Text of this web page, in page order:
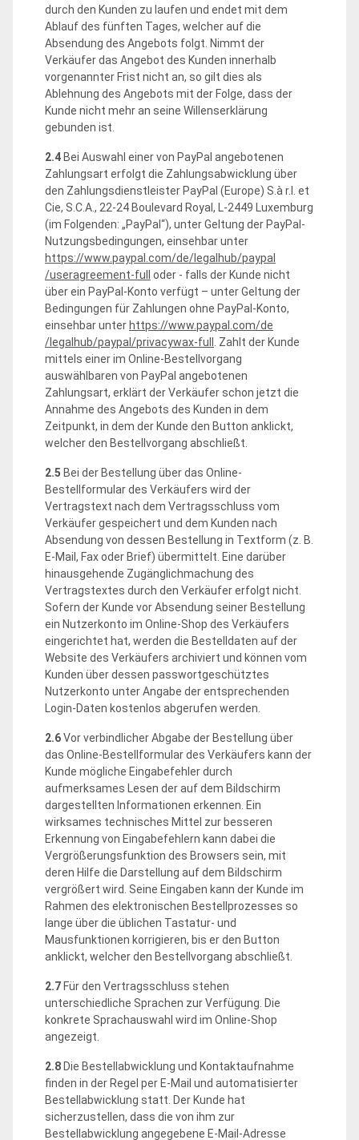
durch den Kunden zu laufen und endet mit dem
Ablauf des fünften Tages, welcher auf die
Absendung des Angebots folgt. Nimmt der
Verkäufer das Angebot des Kunden innerhalb
vorgenannter Frist nicht an, so gilt dies als
Ablehnung des Angebots mit der Folge, dass der
Kunde nicht mehr an seine Willenserklärung
gebunden ist.
2.4 Bei Auswahl einer von PayPal angebotenen
Zahlungsart erfolgt die Zahlungsabwicklung über
den Zahlungsdienstleister PayPal (Europe) S.à r.l. et
Cie, S.C.A., 22-24 Boulevard Royal, L-2449 Luxemburg
(im Folgenden: „PayPal“), unter Geltung der PayPal-
Nutzungsbedingungen, einsehbar unter
https://www.paypal.com/de/legalhub/paypal
/useragreement-full
oder - falls der Kunde nicht
über ein PayPal-Konto verfügt – unter Geltung der
Bedingungen für Zahlungen ohne PayPal-Konto,
einsehbar unter https://www.paypal.com/de
/legalhub/paypal /privacywax-full
. Zahlt der Kunde
mittels einer im Online-Bestellvorgang
auswählbaren von PayPal angebotenen
Zahlungsart, erklärt der Verkäufer schon jetzt die
Annahme des Angebots des Kunden in dem
Zeitpunkt, in dem der Kunde den Button anklickt,
welcher den Bestellvorgang abschließt.
2.5 Bei der Bestellung über das Online-
Bestellformular des Verkäufers wird der
Vertragstext nach dem Vertragsschluss vom
Verkäufer gespeichert und dem Kunden nach
Absendung von dessen Bestellung in Textform (z. B.
E-Mail, Fax oder Brief) übermittelt. Eine darüber
hinausgehende Zugänglichmachung des
Vertragstextes durch den Verkäufer erfolgt nicht.
Sofern der Kunde vor Absendung seiner Bestellung
ein Nutzerkonto im Online-Shop des Verkäufers
eingerichtet hat, werden die Bestelldaten auf der
Website des Verkäufers archiviert und können vom
Kunden über dessen passwortgeschütztes
Nutzerkonto unter Angabe der entsprechenden
Login-Daten kostenlos abgerufen werden.
2.6Vor verbindlicher Abgabe der Bestellung über
das Online-Bestellformular des Verkäufers kann der
Kunde mögliche Eingabefehler durch
aufmerksames Lesen der auf dem Bildschirm
dargestellten Informationen erkennen. Ein
wirksames technisches Mittel zur besseren
Erkennung von Eingabefehlern kann dabei die
Vergrößerungsfunktion des Browsers sein, mit
deren Hilfe die Darstellung auf dem Bildschirm
vergrößert wird. Seine Eingaben kann der Kunde im
Rahmen des elektronischen Bestellprozesses so
lange über die üblichen Tastatur- und
Mausfunktionen korrigieren, bis er den Button
anklickt, welcher den Bestellvorgang abschließt.
2.7 Für den Vertragsschluss stehen
unterschiedliche Sprachen zur Verfügung. Die
konkrete Sprachauswahl wird im Online-Shop
angezeigt.
2.8 Die Bestellabwicklung und Kontaktaufnahme
finden in der Regel per E-Mail und automatisierter
Bestellabwicklung statt. Der Kunde hat
sicherzustellen, dass die von ihm zur
Bestellabwicklung angegebene E-Mail-Adresse